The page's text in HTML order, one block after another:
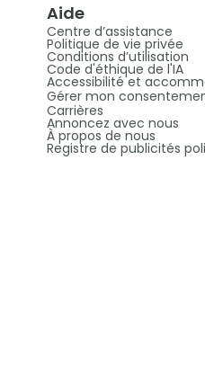
Aide
Centre d’assistance
Politique de vie privée
Conditions d’utilisation
Code d'éthique de l'IA
Accessibilité et
Gérer mon
Carrières
Annoncez avec nous
À propos de nous
Registre de publicités